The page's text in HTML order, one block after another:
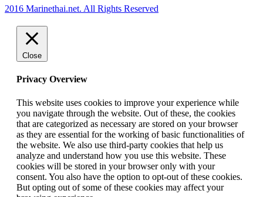
2016 Marinethai.net. All Rights Reserved
Close
Privacy Overview
This website uses cookies to improve your experience while
you navigate through the website. Out of these, the cookies
that are categorized as necessary are stored on your browser
as they are essential for the working of basic functionalities of
the website. We also use third-party cookies that help us
analyze and understand how you use this website. These
cookies will be stored in your browser only with your
consent. You also have the option to opt-out of these cookies.
But opting out of some of these cookies may affect your